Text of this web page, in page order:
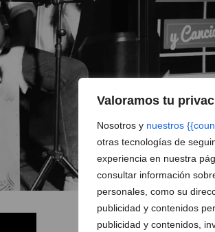
Valoramos tu
Nosotros y nuestros
otras tecnologías de
experiencia en nuestra
consultar información
personales, como su
publicidad y contenidos
publicidad y contenidos,
2 de 2